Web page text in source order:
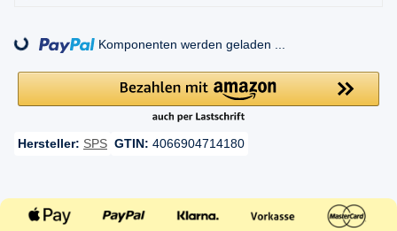
Komponenten werden geladen ...
Hersteller: SPS GTIN: 4066904714180